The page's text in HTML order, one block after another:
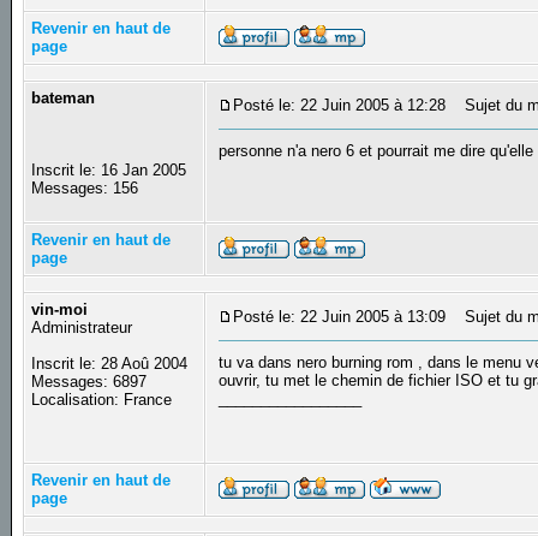
Revenir en haut de
page
bateman
Inscrit le: 16 Jan 2005
Messages: 156
Posté le: 22 Juin 2005 à 12:28 Sujet du
personne n'a nero 6 et pourrait me dire
Revenir en haut de
page
vin-moi
Administrateur
Inscrit le: 28 Aoû 2004
Messages: 6897
Localisation: France
Posté le: 22 Juin 2005 à 13:09 Sujet du
tu va dans nero burning rom , dans le menu
ouvrir, tu met le chemin de fichier ISO et tu
Revenir en haut de
page